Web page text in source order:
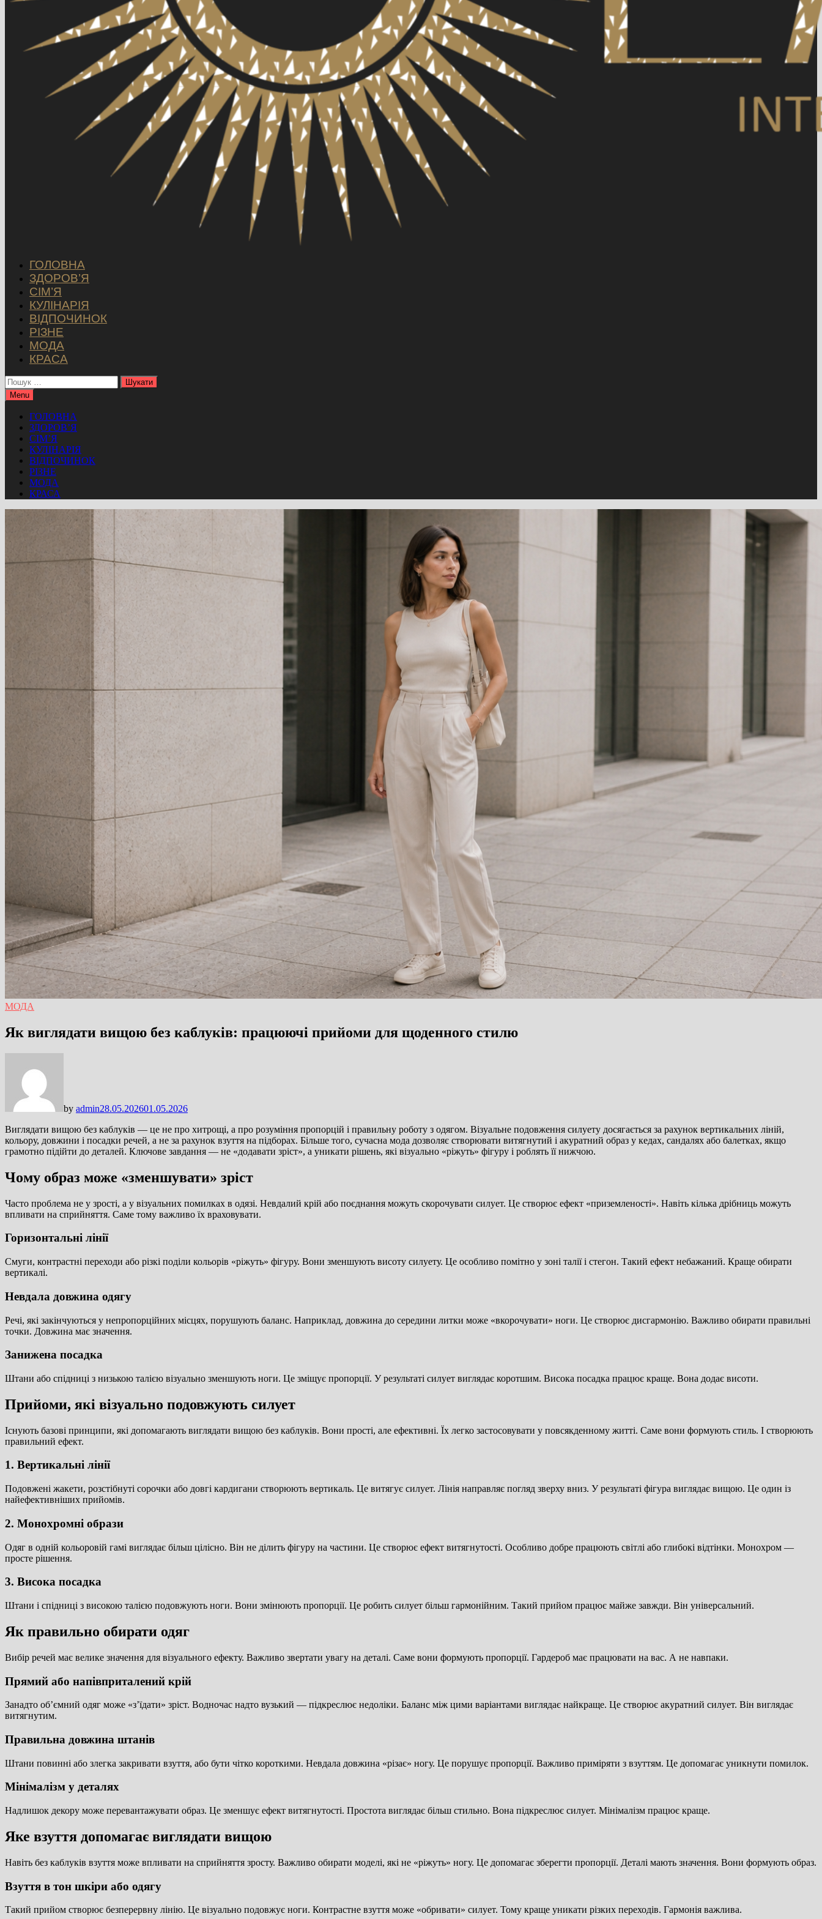
ГОЛОВНА
ЗДОРОВ’Я
СІМ’Я
КУЛІНАРІЯ
ВІДПОЧИНОК
РІЗНЕ
МОДА
КРАСА
Пошук:
Menu
ГОЛОВНА
ЗДОРОВ’Я
СІМ’Я
КУЛІНАРІЯ
ВІДПОЧИНОК
РІЗНЕ
МОДА
КРАСА
МОДА
Як виглядати вищою без каблуків: працюючі прийоми для щоденного стилю
by admin28.05.202601.05.2026
Виглядати вищою без каблуків — це не про хитрощі, а про розуміння пропорцій і правильну роботу з одягом. Візуальне подовження силуету досягається за рахунок вертикальних ліній,
кольору, довжини і посадки речей, а не за рахунок взуття на підборах. Більше того, сучасна мода дозволяє створювати витягнутий і акуратний образ у кедах, сандалях або балетках, якщо
грамотно підійти до деталей. Ключове завдання — не «додавати зріст», а уникати рішень, які візуально «ріжуть» фігуру і роблять її нижчою.
Чому образ може «зменшувати» зріст
Часто проблема не у зрості, а у візуальних помилках в одязі. Невдалий крій або поєднання можуть скорочувати силует. Це створює ефект «приземленості». Навіть кілька дрібниць можуть
впливати на сприйняття. Саме тому важливо їх враховувати.
Горизонтальні лінії
Смуги, контрастні переходи або різкі поділи кольорів «ріжуть» фігуру. Вони зменшують висоту силуету. Це особливо помітно у зоні талії і стегон. Такий ефект небажаний. Краще обирати
вертикалі.
Невдала довжина одягу
Речі, які закінчуються у непропорційних місцях, порушують баланс. Наприклад, довжина до середини литки може «вкорочувати» ноги. Це створює дисгармонію. Важливо обирати правильні
точки. Довжина має значення.
Занижена посадка
Штани або спідниці з низькою талією візуально зменшують ноги. Це зміщує пропорції. У результаті силует виглядає коротшим. Висока посадка працює краще. Вона додає висоти.
Прийоми, які візуально подовжують силует
Існують базові принципи, які допомагають виглядати вищою без каблуків. Вони прості, але ефективні. Їх легко застосовувати у повсякденному житті. Саме вони формують стиль. І створюють
правильний ефект.
1. Вертикальні лінії
Подовжені жакети, розстібнуті сорочки або довгі кардигани створюють вертикаль. Це витягує силует. Лінія направляє погляд зверху вниз. У результаті фігура виглядає вищою. Це один із
найефективніших прийомів.
2. Монохромні образи
Одяг в одній кольоровій гамі виглядає більш цілісно. Він не ділить фігуру на частини. Це створює ефект витягнутості. Особливо добре працюють світлі або глибокі відтінки. Монохром —
просте рішення.
3. Висока посадка
Штани і спідниці з високою талією подовжують ноги. Вони змінюють пропорції. Це робить силует більш гармонійним. Такий прийом працює майже завжди. Він універсальний.
Як правильно обирати одяг
Вибір речей має велике значення для візуального ефекту. Важливо звертати увагу на деталі. Саме вони формують пропорції. Гардероб має працювати на вас. А не навпаки.
Прямий або напівприталений крій
Занадто об’ємний одяг може «з’їдати» зріст. Водночас надто вузький — підкреслює недоліки. Баланс між цими варіантами виглядає найкраще. Це створює акуратний силует. Він виглядає
витягнутим.
Правильна довжина штанів
Штани повинні або злегка закривати взуття, або бути чітко короткими. Невдала довжина «різає» ногу. Це порушує пропорції. Важливо приміряти з взуттям. Це допомагає уникнути помилок.
Мінімалізм у деталях
Надлишок декору може перевантажувати образ. Це зменшує ефект витягнутості. Простота виглядає більш стильно. Вона підкреслює силует. Мінімалізм працює краще.
Яке взуття допомагає виглядати вищою
Навіть без каблуків взуття може впливати на сприйняття зросту. Важливо обирати моделі, які не «ріжуть» ногу. Це допомагає зберегти пропорції. Деталі мають значення. Вони формують образ.
Взуття в тон шкіри або одягу
Такий прийом створює безперервну лінію. Це візуально подовжує ноги. Контрастне взуття може «обривати» силует. Тому краще уникати різких переходів. Гармонія важлива.